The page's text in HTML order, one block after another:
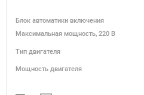
Блок автоматики включения
Максимальная мощность, 220 В
Тип двигателя
Мощность двигателя